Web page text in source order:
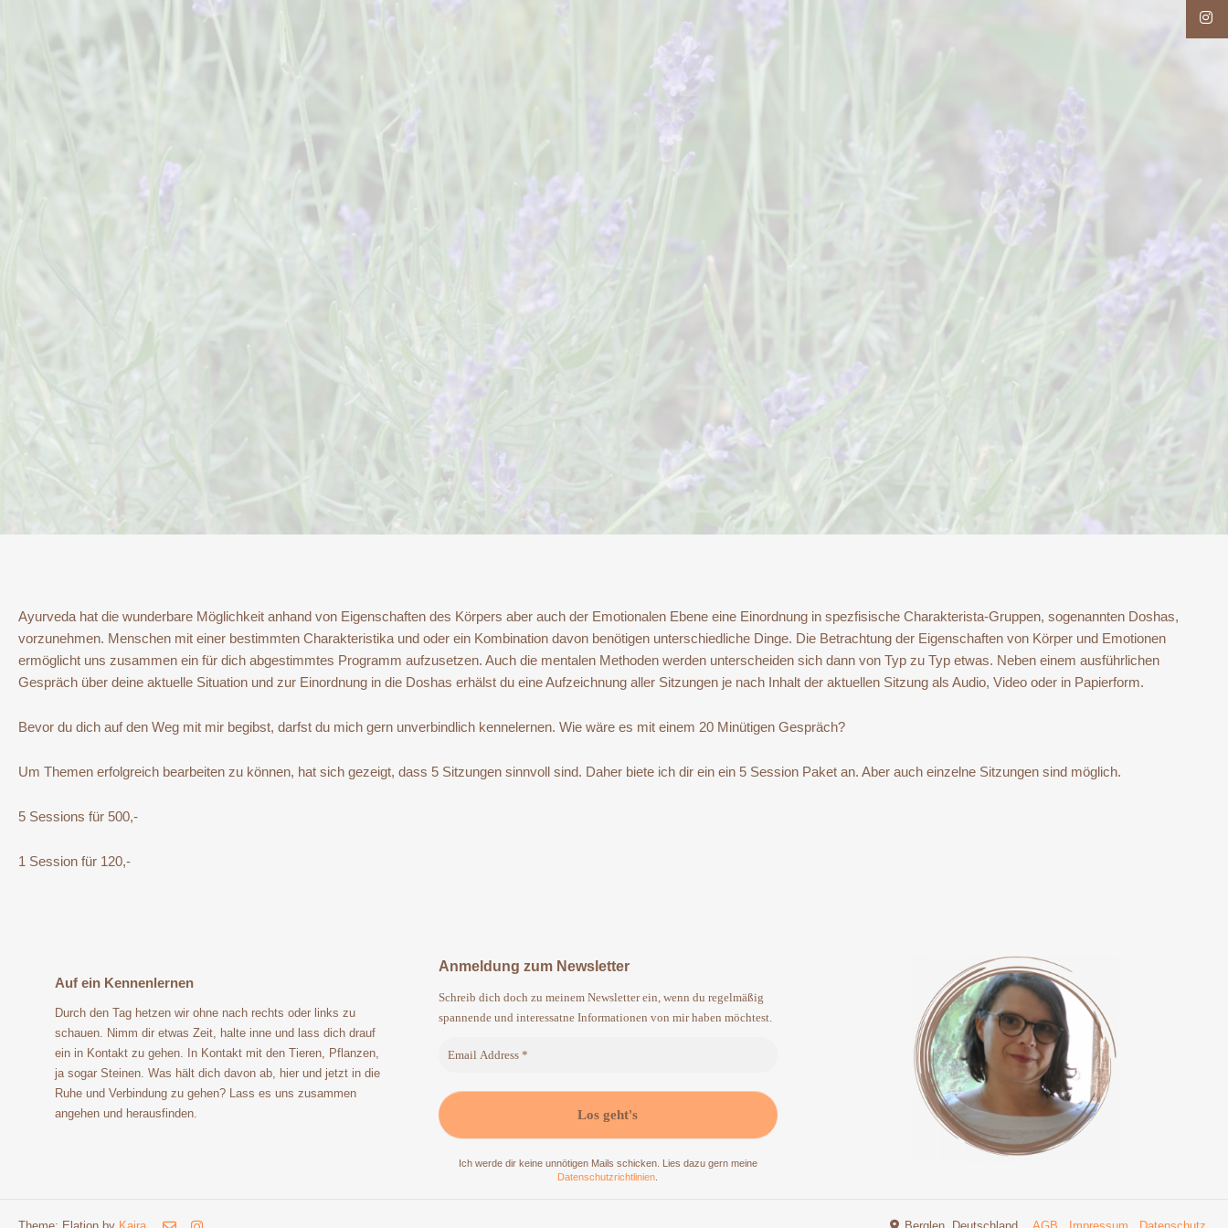
Ayurveda hat die wunderbare Möglichkeit anhand von Eigenschaften des Körpers aber auch der Emotionalen Ebene eine Einordnung in spezfisische Charakterista-Gruppen, sogenannten Doshas,
vorzunehmen. Menschen mit einer bestimmten Charakteristika und oder ein Kombination davon benötigen unterschiedliche Dinge. Die Betrachtung der Eigenschaften von Körper und Emotionen
ermöglicht uns zusammen ein für dich abgestimmtes Programm aufzusetzen. Auch die mentalen Methoden werden unterscheiden sich dann von Typ zu Typ etwas. Neben einem ausführlichen
Gespräch über deine aktuelle Situation und zur Einordnung in die Doshas erhälst du eine Aufzeichnung aller Sitzungen je nach Inhalt der aktuellen Sitzung als Audio, Video oder in Papierform.
Bevor du dich auf den Weg mit mir begibst, darfst du mich gern unverbindlich kennelernen. Wie wäre es mit einem 20 Minütigen Gespräch?
Um Themen erfolgreich bearbeiten zu können, hat sich gezeigt, dass 5 Sitzungen sinnvoll sind. Daher biete ich dir ein ein 5 Session Paket an. Aber auch einzelne Sitzungen sind möglich.
5 Sessions für 500,-
1 Session für 120,-
Auf ein Kennenlernen
Durch den Tag hetzen wir ohne nach rechts oder links zu
schauen. Nimm dir etwas Zeit, halte inne und lass dich drauf
ein in Kontakt zu gehen. In Kontakt mit den Tieren, Pflanzen,
ja sogar Steinen. Was hält dich davon ab, hier und jetzt in die
Ruhe und Verbindung zu gehen? Lass es uns zusammen
angehen und herausfinden.
Anmeldung zum Newsletter
Schreib dich doch zu meinem Newsletter ein, wenn du regelmäßig
spannende und interessatne Informationen von mir haben möchtest.
Ich werde dir keine unnötigen Mails schicken. Lies dazu gern meine
Datenschutzrichtlinien